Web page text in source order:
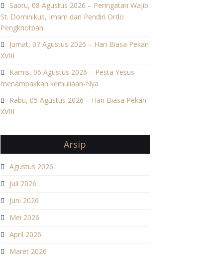
Sabtu, 08 Agustus 2026 – Peringatan Wajib
St. Dominikus, Imam dan Pendiri Ordo
Pengkhotbah
Jumat, 07 Agustus 2026 – Hari Biasa Pekan
XVIII
Kamis, 06 Agustus 2026 – Pesta Yesus
menampakkan kemuliaan-Nya
Rabu, 05 Agustus 2026 – Hari Biasa Pekan
XVIII
Arsip
Agustus 2026
Juli 2026
Juni 2026
Mei 2026
April 2026
Maret 2026